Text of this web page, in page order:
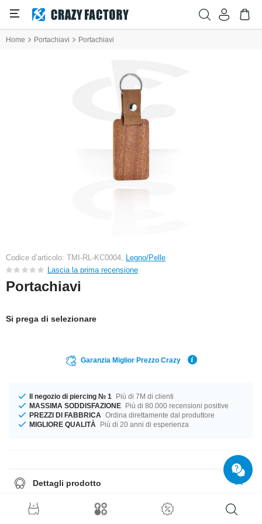
Home Portachiavi Portachiavi
Codice d’articolo: TMI-RL-KC0004, Legno/Pelle
Lascia la prima recensione
Portachiavi
Si prega di selezionare
Garanzia Miglior Prezzo Crazy
Il negozio di piercing № 1
Più di 7M di clienti
MASSIMA SODDISFAZIONE Più di 80.000 recensioni positive
PREZZI DI FABBRICA Ordina direttamente dal produttore
MIGLIORE QUALITÀ
Più di 20 anni di esperienza
Dettagli prodotto
look semplice e chic.